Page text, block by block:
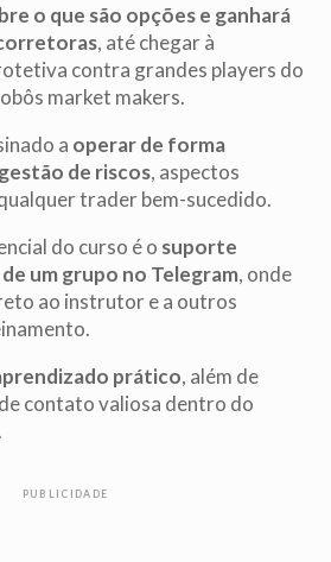
o que são opções e ganhará
, até chegar à
contra grandes players do
market makers.
a operar de forma
de riscos, aspectos
trader bem-sucedido.
do curso é o suporte
um grupo no Telegram, onde
ao instrutor e a outros
prático, além de
contato valiosa dentro do
PUBLICIDADE